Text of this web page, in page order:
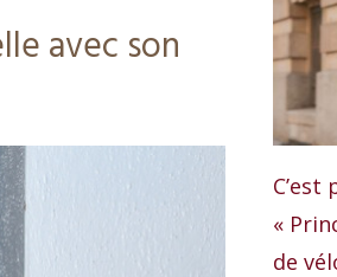
avec son
C’est
«
de